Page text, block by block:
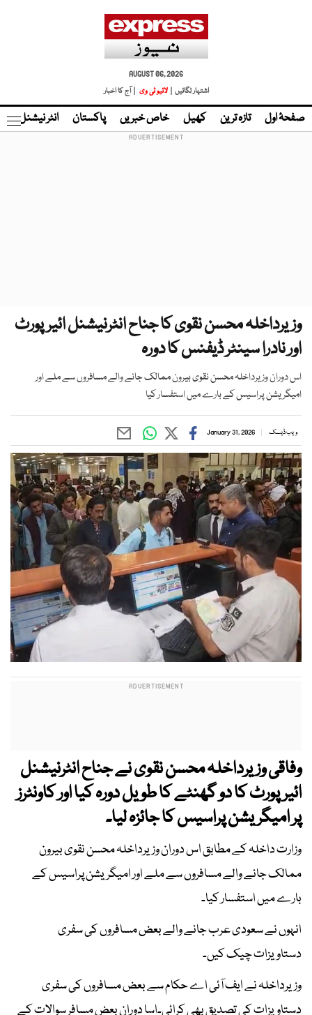
AUGUST 06, 2026
اشتہار لگائیں |
لائیو ٹی وی | آج کا اخبار
صفحۂ اول تازہ ترین کھیل خاص خبریں پاکستان انٹر نیشنل
وزیرداخلہ محسن نقوی کا جناح انٹرنیشنل ائیرپورٹ
اور نادرا سینٹر ڈیفنس کا دورہ
اس دوران وزیرداخلہ محسن نقوی بیرون ممالک جانے والے مسافروں سے ملے اور
امیگریشن پراسیس کے بارے میں استفسار کیا
ویب ڈیسک January 31, 2026
وفاقی وزیرداخلہ محسن نقوی نے جناح انٹرنیشنل
ائیرپورٹ کا دو گھنٹے کا طویل دورہ کیا اور کاونٹرز
پر امیگریشن پراسیس کا جائزہ لیا۔
وزارت داخلہ کے مطابق اس دوران وزیرداخلہ محسن نقوی بیرون
ممالک جانے والے مسافروں سے ملے اور امیگریشن پراسیس کے
بارے میں استفسار کیا۔
انہوں نے سعودی عرب جانے والے بعض مسافروں کی سفری
دستاویزات چیک کیں۔
وزیرداخلہ نے ایف آئی اے حکام سے بعض مسافروں کی سفری
دستاویزات کی تصدیق بھی کرائی۔اسا دوران بعض مسافر سوالات کے